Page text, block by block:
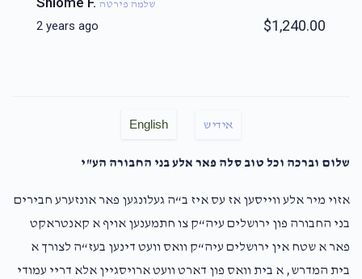
שלמה פירטה
2 years ago $1,240.00
English אידיש
שלום וברכה וכל טוב סלה פאר אלע בני החבורה הע"י
אזוי מיר אלע ווייסען אז עס איז ב“ה געלונגען פאר אונזערע חבירים
בני החבורה פון ירושלים עיה“ק צו חתמענען אויף א קאנטראקט
פאר א שטח אין ירושלים עיה“ק וואס וועט דינען בעז“ה לצורך א
בית המדרש, א בית וואס פון דארט וועט ארויסגיין אלא דריי עמודי